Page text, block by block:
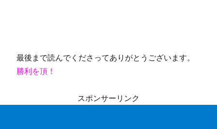
最後まで読んでくださってありがとうございます。
勝利を頂！
スポンサーリンク